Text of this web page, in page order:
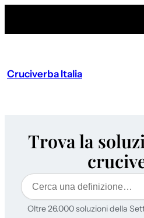
Cruciverba Italia
Trova la
Cerca
Oltre 26.000 soluzioni della